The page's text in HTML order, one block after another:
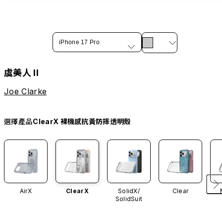
iPhone 17 Pro
虞美人 II
Joe Clarke
選擇產品ClearX 裸機感抗黃防摔透明殼
AirX ClearX
SolidX/
SolidSuit
Clear